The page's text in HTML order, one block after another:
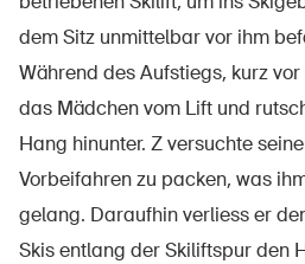
Über die BFU
Medien
Sinus Plus
Kampagnen
Offene Stellen
dem Sitz unmittelbar vor ihm
Während des Aufstiegs, kurz
das Mädchen vom Lift und
Hang hinunter. Z versuchte
Vorbeifahren zu packen, was
gelang. Daraufhin verliess er
Skis entlang der Skiliftspur den